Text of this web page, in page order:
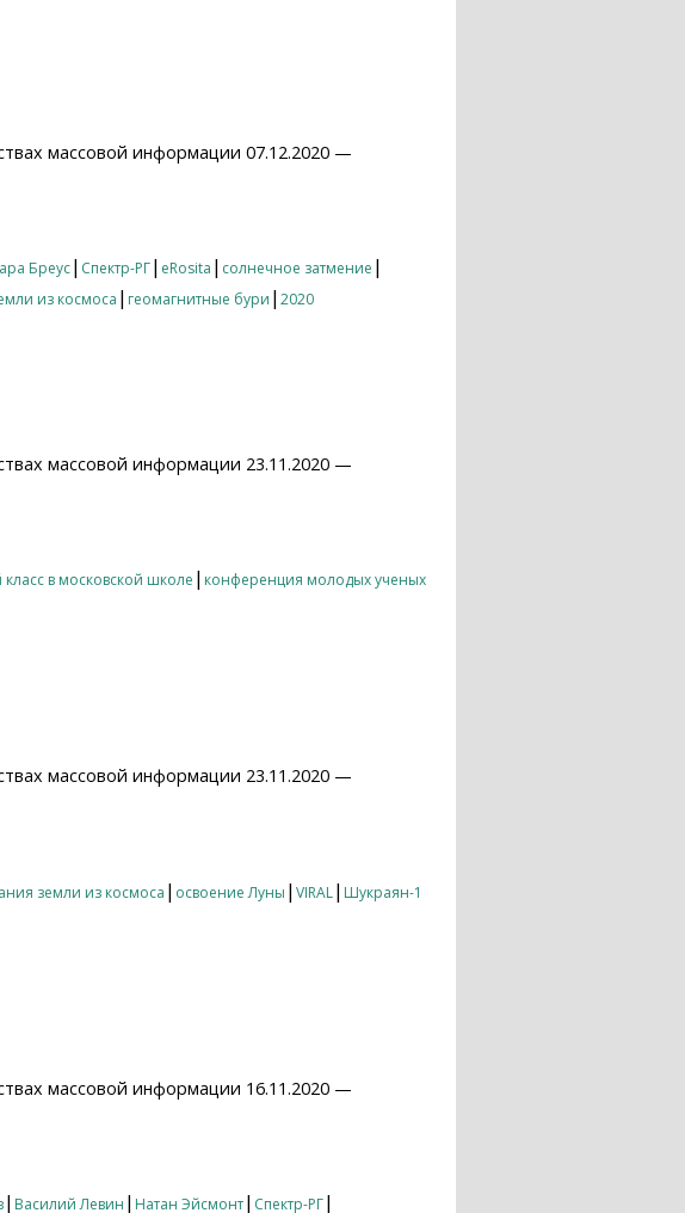
массовой информации 07.12.2020 —
Бреус| Спектр-РГ| eRosita | солнечное затмение |
из космоса | геомагнитные бури | 2020
массовой информации 23.11.2020 —
в московской школе | конференция молодых ученых
массовой информации 23.11.2020 —
земли из космоса | освоение Луны | VIRAL| Шукраян-1
массовой информации 16.11.2020 —
| Василий Левин | Натан Эйсмонт| Спектр-РГ|